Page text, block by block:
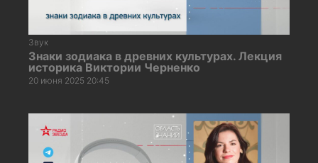
Звук
Знаки зодиака в древних культурах. Лекция
историка Виктории Черненко
20 июня 2025 20:45